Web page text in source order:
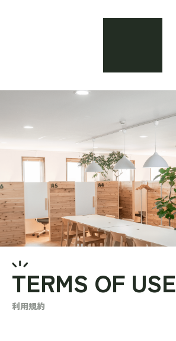
TERMS OF USE
利用規約